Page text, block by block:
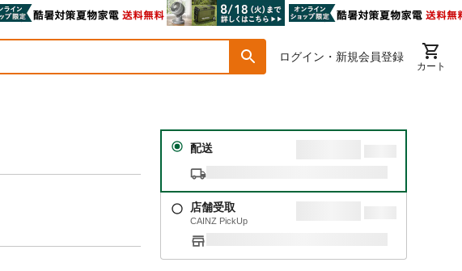
ログイン・新規会員登録
カート
配送
店舗受取
CAINZ PickUp